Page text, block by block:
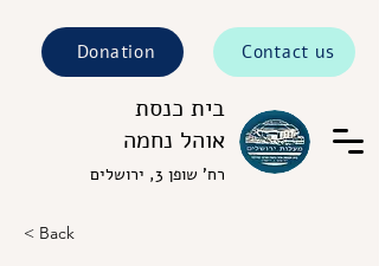
בית כנסת
אוהל נחמה
רח' שופן 3, ירושלים
Donation Contact us
< Back